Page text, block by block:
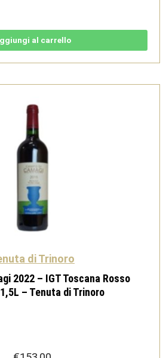
al carrello
di Trinoro
2022 – IGT Toscana Rosso
– Tenuta di Trinoro